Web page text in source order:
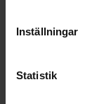
Inställningar
Statistik